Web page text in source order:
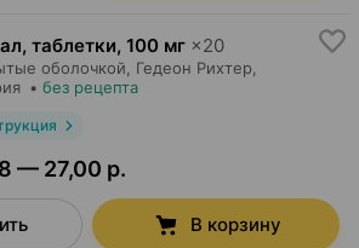
таблетки, 100 мг ×20
оболочкой, Гедеон Рихтер
• без рецепта
— 27,00 р.
В корзину